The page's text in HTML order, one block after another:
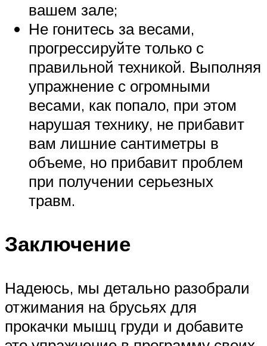
вашем зале;
Не гонитесь за весами,
прогрессируйте только с
правильной техникой. Выполняя
упражнение с огромными
весами, как попало, при этом
нарушая технику, не прибавит
вам лишние сантиметры в
объеме, но прибавит проблем
при получении серьезных
травм.
Заключение
Надеюсь, мы детально разобрали
отжимания на брусьях для
прокачки мышц груди и добавите